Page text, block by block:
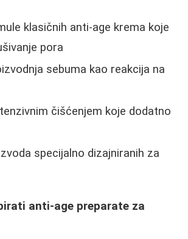
klasičnih anti-age krema koje
pora
sebuma kao reakcija na
čišćenjem koje dodatno
specijalno dizajniranih za
anti-age preparate za